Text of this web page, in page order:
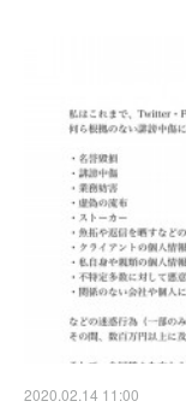
2020.02.14 11:00